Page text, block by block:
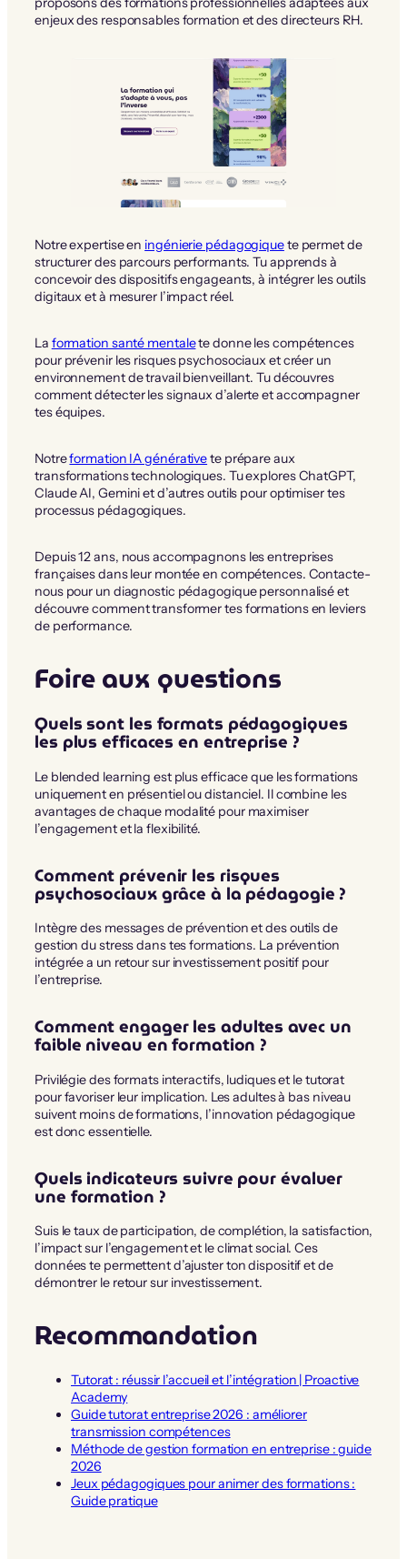
enjeux des responsables formation et des directeurs RH.
Notre expertise en ingénierie pédagogiquete permet de
structurer des parcours performants. Tu apprends à
concevoir des dispositifs engageants, à intégrer les outils
digitaux et à mesurer l’impact réel.
La formation santé mentalete donne les compétences
pour prévenir les risques psychosociaux et créer un
environnement de travail bienveillant. Tu découvres
comment détecter les signaux d’alerte et accompagner
tes équipes.
Notreformation IA générativete prépare aux
transformations technologiques. Tu explores ChatGPT,
Claude AI, Gemini et d’autres outils pour optimiser tes
processus pédagogiques.
Depuis 12 ans, nous accompagnons les entreprises
françaises dans leur montée en compétences. Contacte-
nous pour un diagnostic pédagogique personnalisé et
découvre comment transformer tes formations en leviers
de performance.
Foire aux questions
Quels sont les formats pédagogiques
les plus efficaces en entreprise ?
Le blended learning est plus efficace que les formations
uniquement en présentiel ou distanciel. Il combine les
avantages de chaque modalité pour maximiser
l’engagement et la flexibilité.
Comment prévenir les risques
psychosociaux grâce à la pédagogie ?
Intègre des messages de prévention et des outils de
gestion du stress dans tes formations. La prévention
intégrée a un retour sur investissement positif pour
l’entreprise.
Comment engager les adultes avec un
faible niveau en formation ?
Privilégie des formats interactifs, ludiques et le tutorat
pour favoriser leur implication. Les adultes à bas niveau
suivent moins de formations, l’innovation pédagogique
est donc essentielle.
Quels indicateurs suivre pour évaluer
une formation ?
Suis le taux de participation, de complétion, la satisfaction,
l’impact sur l’engagement et le climat social. Ces
données te permettent d’ajuster ton dispositif et de
démontrer le retour sur investissement.
Recommandation
Tutorat : réussir l’accueil et l’intégration | Proactive
Academy
Guide tutorat entreprise 2026 : améliorer
transmission compétences
Méthode de gestion formation en entreprise : guide
2026
Jeux pédagogiques pour animer des formations :
Guide pratique